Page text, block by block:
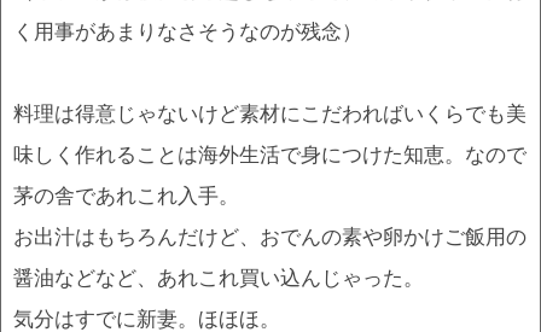
く用事があまりなさそうなのが残念）
料理は得意じゃないけど素材にこだわればいくらでも美
味しく作れることは海外生活で身につけた知恵。なので
茅の舎であれこれ入手。
お出汁はもちろんだけど、おでんの素や卵かけご飯用の
醤油などなど、あれこれ買い込んじゃった。
気分はすでに新妻。ほほほ。